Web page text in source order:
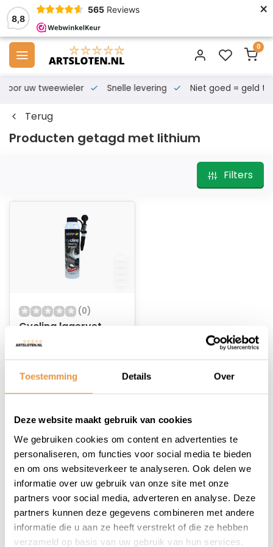
Toestemming Details Over
Deze website maakt gebruik van cookies
We gebruiken cookies om content en advertenties te
personaliseren, om functies voor social media te bieden
en om ons websiteverkeer te analyseren. Ook delen we
informatie over uw gebruik van onze site met onze
partners voor social media, adverteren en analyse. Deze
partners kunnen deze gegevens combineren met andere
informatie die u aan ze heeft verstrekt of die ze hebben
verzameld op basis van uw gebruik van hun services.
8,8
565 Reviews ×
0
voor uw tweewieler Snelle levering Niet goed = geld
Terug
Producten getagd met lithium
Filters
(0)
Cycling lagervet
Op voorraad
30,18
1